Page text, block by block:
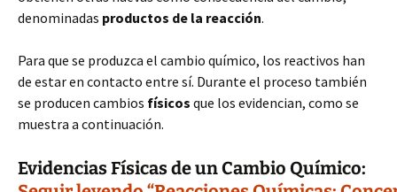
denominadas productos de la reacción.
Para que se produzca el cambio químico, los reactivos han
de estar en contacto entre sí. Durante el proceso también
se producen cambios físicos que los evidencian, como se
muestra a continuación.
Evidencias Físicas de un Cambio Químico: